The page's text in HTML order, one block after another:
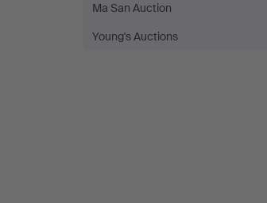
Ma San Auction
Young's Auctions